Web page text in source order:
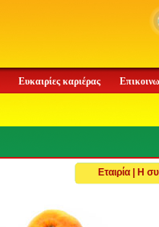
Ευκαιρίες καριέρας
Εταιρία | Η